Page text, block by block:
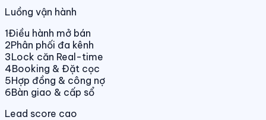
Luồng vận hành
1Điều hành mở bán
2Phân phối đa kênh
3Lock căn Real-time
4Booking & Đặt cọc
5Hợp đồng & công nợ
6Bàn giao & cấp sổ
Lead score cao